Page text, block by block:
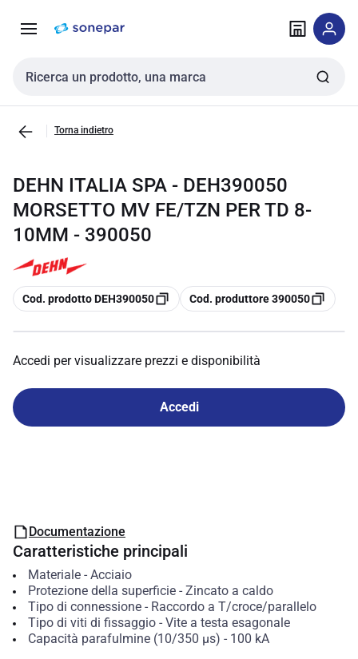
navigazione alla
Cerca input
Torna indietro
DEHN ITALIA SPA - DEH390050
MORSETTO MV FE/TZN PER TD 8-
10MM - 390050
copia
Cod. prodotto DEH390050 copia
Cod. produttore 390050
Accedi per visualizzare prezzi e disponibilità
Accedi
Documentazione
Caratteristiche principali
Materiale- Acciaio
Protezione della superficie- Zincato a caldo
Tipo di connessione- Raccordo a T/croce/parallelo
Tipo di viti di fissaggio- Vite a testa esagonale
Capacità parafulmine (10/350 µs) - 100 kA